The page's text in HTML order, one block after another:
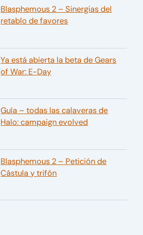
Blasphemous 2 – Sinergias del
retablo de favores
Ya está abierta la beta de Gears
of War: E-Day
Guía – todas las calaveras de
Halo: campaign evolved
Blasphemous 2 – Petición de
Cástula y trifón